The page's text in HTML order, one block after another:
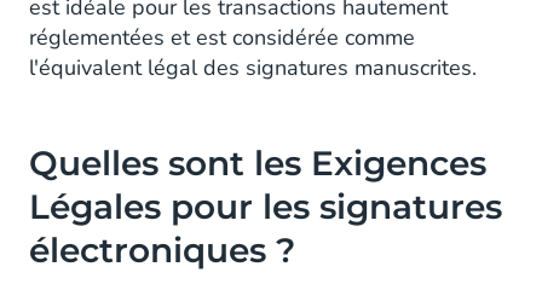
est idéale pour les transactions hautement
réglementées et est considérée comme
l'équivalent légal des signatures manuscrites.
Quelles sont les Exigences
Légales pour les signatures
électroniques ?